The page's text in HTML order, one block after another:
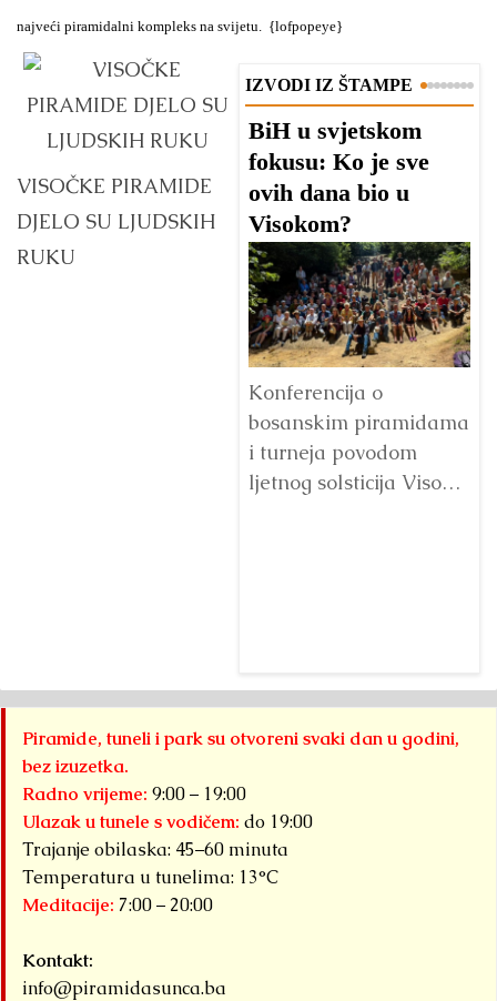
najveći piramidalni kompleks na svijetu. {lofpopeye}
VISOČKE PIRAMIDE
DJELO SU LJUDSKIH
RUKU
IZVODI IZ ŠTAMPE
BiH u svjetskom
fokusu: Ko je sve
ovih dana bio u
Visokom?
Konferencija o
bosanskim piramidama
i turneja povodom
ljetnog solsticija Visoko
Piramide, tuneli i park su otvoreni svaki dan u godini,
bez izuzetka.
Radno vrijeme: 9:00 – 19:00
Ulazak u tunele s vodičem: do 19:00
Trajanje obilaska: 45–60 minuta
Temperatura u tunelima: 13°C
Meditacije: 7:00 – 20:00
Kontakt:
info@piramidasunca.ba